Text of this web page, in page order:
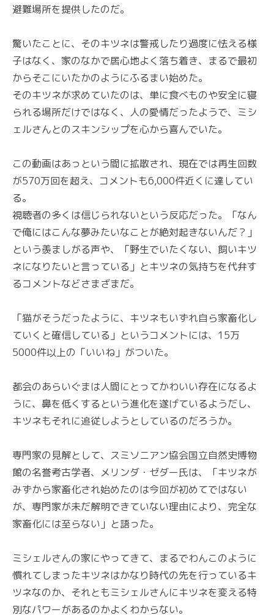
避難場所を提供したのだ。
驚いたことに、そのキツネは警戒したり過度に怯える様
子はなく、家のなかで居心地よく落ち着き、まるで最初
からそこにいたかのようにふるまい始めた。
そのキツネが求めていたのは、単に食べものや安全に寝
られる場所だけではなく、人の愛情だったようで、ミシ
ェルさんとのスキンシップを心から喜んでいた。
この動画はあっという間に拡散され、現在では再生回数
が570万回を超え、コメントも6,000件近くに達してい
る。
視聴者の多くは信じられないという反応だった。「なん
で俺にはこんな夢みたいなことが絶対起きないんだ？」
という羨ましがる声や、「野生でいたくない、飼いキツ
ネになりたいと言っている」とキツネの気持ちを代弁す
るコメントなどさまざまだ。
「猫がそうだったように、キツネもいずれ自ら家畜化し
ていくと確信している」というコメントには、15万
5000件以上の「いいね」がついた。
都会のあらいぐまは人間にとってかわいい存在になるよ
うに、鼻を低くするという進化を遂げているようだし、
キツネもそれに追従しようとしているのだろうか。
専門家の見解として、スミソニアン協会国立自然史博物
館の名誉考古学者、メリンダ・ゼダー氏は、「キツネが
みずから家畜化され始めたのは今回が初めてではない
が、専門家が未だ解明できていない理由により、完全な
家畜化には至らない」と語った。
ミシェルさんの家にやってきて、まるでわんこのように
慣れてしまったキツネはかなり時代の先を行っているキ
ツネなのか、それともミシェルさんにキツネを変える特
別なパワーがあるのかよくわからない。